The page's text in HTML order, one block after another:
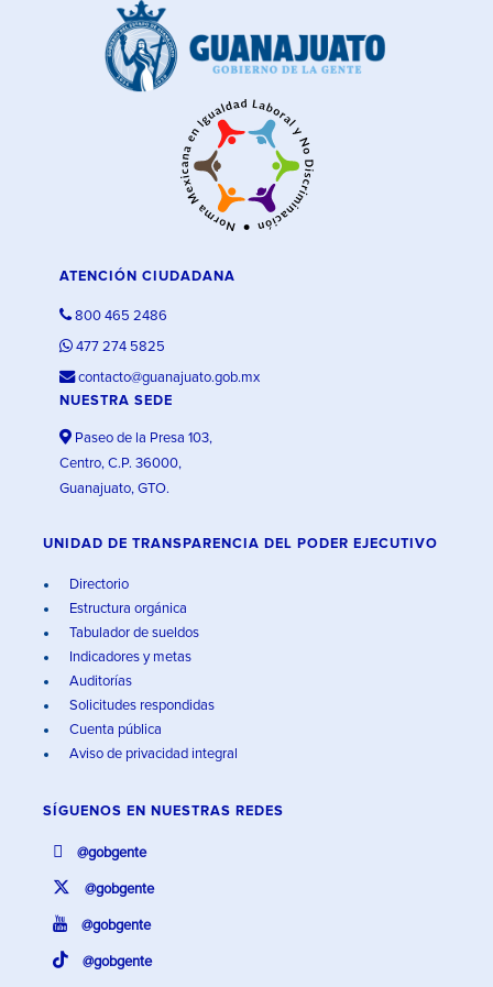
ATENCIÓN CIUDADANA
800 465 2486
477 274 5825
contacto@guanajuato.gob.mx
NUESTRA SEDE
Paseo de la Presa 103,
Centro, C.P. 36000,
Guanajuato, GTO.
UNIDAD DE TRANSPARENCIA DEL PODER EJECUTIVO
Directorio
Estructura orgánica
Tabulador de sueldos
Indicadores y metas
Auditorías
Solicitudes respondidas
Cuenta pública
Aviso de privacidad integral
SÍGUENOS EN NUESTRAS REDES
@gobgente
@gobgente
@gobgente
@gobgente